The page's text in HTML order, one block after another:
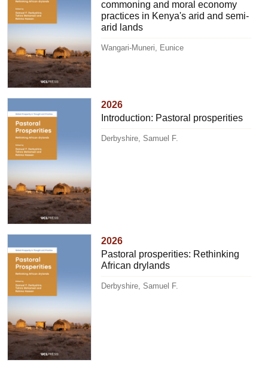
commoning and moral economy
practices in Kenya's arid and semi-
arid lands
Wangari-Muneri, Eunice
2026
Introduction: Pastoral prosperities
Derbyshire, Samuel F.
2026
Pastoral prosperities: Rethinking
African drylands
Derbyshire, Samuel F.